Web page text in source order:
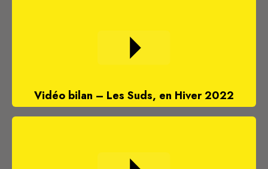
Vidéo bilan – Les Suds, en Hiver 2022